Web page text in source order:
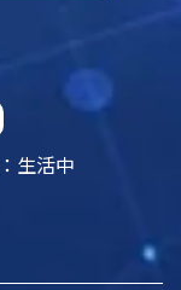
：生活中